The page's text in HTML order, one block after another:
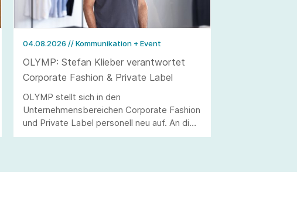
04.08.2026// Kommunikation + Event
OLYMP: Stefan Klieber verantwortet
Corporate Fashion & Private Label
OLYMP stellt sich in den
Unternehmensbereichen Corporate Fashion
und Private Label personell neu auf. An die
Stelle von Andreas Telahr rückt der
und Private Label bei der Modemarke